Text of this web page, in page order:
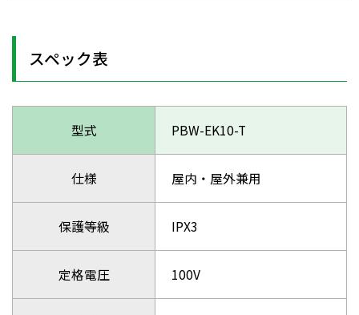
スペック表
型式 PBW-EK10-T
仕様 屋内・屋外兼用
保護等級 IPX3
定格電圧 100V